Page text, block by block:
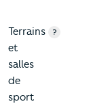
Terrains
et
salles
de
sport
?